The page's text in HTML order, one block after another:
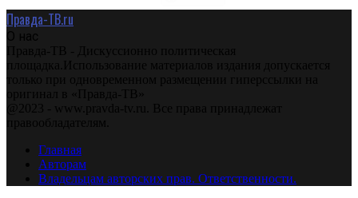
Правда-ТВ.ru
О нас
Правда-ТВ - Дискуссионно политическая
площадка.Использование материалов издания допускается
только при одновременном размещении гиперссылки на
оригинал в «Правда-ТВ»
@2023 - www.pravda-tv.ru. Все права принадлежат
правообладателям.
Главная
Авторам
Владельцам авторских прав. Ответственности.